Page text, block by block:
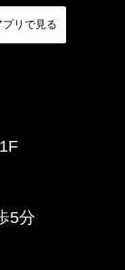
リで見る
5分